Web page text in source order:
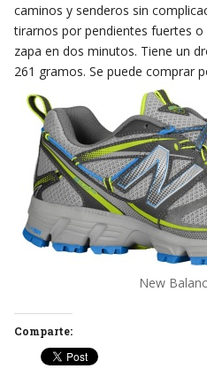
caminos y senderos sin
tirarnos por pendientes fuertes
zapa en dos minutos. Tiene un
261 gramos. Se puede comprar
New
Comparte: